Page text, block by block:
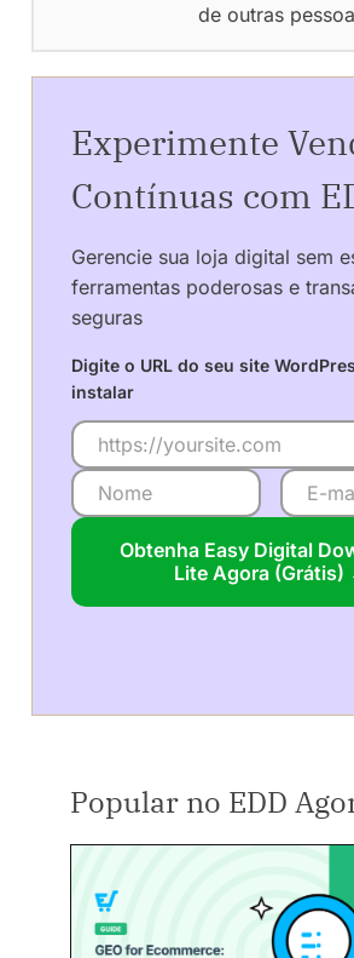
de outras
Experimente
Contínuas com
Gerencie sua loja digital sem
ferramentas poderosas e
seguras
Digite o URL do seu site
instalar
Obtenha Easy Digital
Lite Agora (Grátis)
Popular no EDD